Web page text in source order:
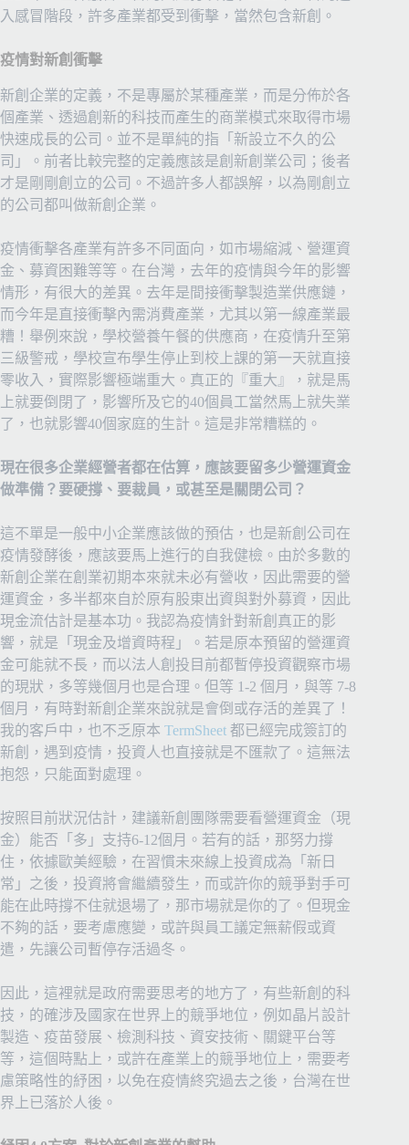
入感冒階段，許多產業都受到衝擊，當然包含新創。
疫情對新創衝擊
新創企業的定義，不是專屬於某種產業，而是分佈於各
個產業、透過創新的科技而產生的商業模式來取得市場
快速成長的公司。並不是單純的指「新設立不久的公
司」。前者比較完整的定義應該是創新創業公司；後者
才是剛剛創立的公司。不過許多人都誤解，以為剛創立
的公司都叫做新創企業。
疫情衝擊各產業有許多不同面向， 如市場縮減、營運資
金、募資困難等等。在台灣， 去年的疫情與今年的影響
情形，有很大的差異。去年是間接衝擊製造業供應鏈，
而今年是直接衝擊內需消費產業，尤其以第一線產業最
糟！舉例來說，學校營養午餐的供應商，在疫情升至第
三級警戒，學校宣布學生停止到校上課的第一天就直接
零收入，實際影響極端重大。真正的『重大』，就是馬
上就要倒閉了，影響所及它的40個員工當然馬上就失業
了，也就影響40個家庭的生計。這是非常糟糕的。
現在很多企業經營者都在估算，應該要留多少營運資金
做準備？要硬撐、要裁員，或甚至是關閉公司？
這不單是一般中小企業應該做的預估，也是新創公司在
疫情發酵後，應該要馬上進行的自我健檢。由於多數的
新創企業在創業初期本來就未必有營收，因此需要的營
運資金，多半都來自於原有股東出資與對外募資，因此
現金流估計是基本功。我認為疫情針對新創真正的影
響，就是「現金及增資時程」。若是原本預留的營運資
金可能就不長，而以法人創投目前都暫停投資觀察市場
的現狀，多等幾個月也是合理。但等 1-2 個月，與等 7-8
個月，有時對新創企業來說就是會倒或存活的差異了！
我的客戶中，也不乏原本 TermSheet 都已經完成簽訂的
新創，遇到疫情，投資人也直接就是不匯款了。這無法
抱怨，只能面對處理。
按照目前狀況估計，建議新創團隊需要看營運資金（現
金）能否「多」支持6-12個月。若有的話，那努力撐
住，依據歐美經驗，在習慣未來線上投資成為「新日
常」之後，投資將會繼續發生，而或許你的競爭對手可
能在此時撐不住就退場了，那市場就是你的了。但現金
不夠的話，要考慮應變，或許與員工議定無薪假或資
遣，先讓公司暫停存活過冬。
因此，這裡就是政府需要思考的地方了，有些新創的科
技，的確涉及國家在世界上的競爭地位，例如晶片設計
製造、疫苗發展、檢測科技、資安技術、關鍵平台等
等，這個時點上，或許在產業上的競爭地位上，需要考
慮策略性的紓困，以免在疫情終究過去之後，台灣在世
界上已落於人後。